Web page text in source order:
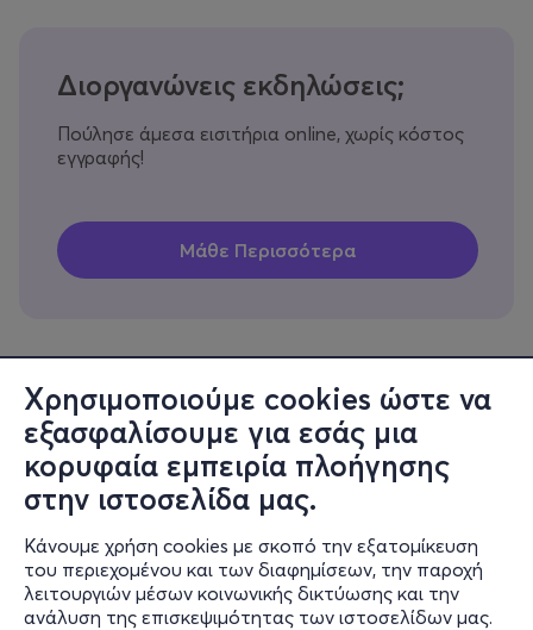
Χρησιμοποιούμε cookies ώστε να
εξασφαλίσουμε για εσάς μια
κορυφαία εμπειρία πλοήγησης
στην ιστοσελίδα μας.
Κάνουμε χρήση cookies με σκοπό την εξατομίκευση
του περιεχομένου και των διαφημίσεων, την παροχή
λειτουργιών μέσων κοινωνικής δικτύωσης και την
ανάλυση της επισκεψιμότητας των ιστοσελίδων μας.
Διοργανώνεις εκδηλώσεις;
Πούλησε άμεσα εισιτήρια online, χωρίς κόστος
εγγραφής!
Πληροφορίες
Υποστήριξη
Stay Connected